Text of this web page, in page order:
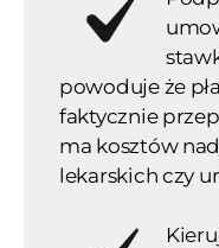
powoduje że
faktycznie
ma kosztów
lekarskich czy